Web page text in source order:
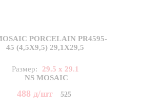
PORCELAIN PR4595-
45 (4,5X9,5) 29,1X29,5
Размер:
29.5 x 29.1
NS MOSAIC
488 д/шт 525